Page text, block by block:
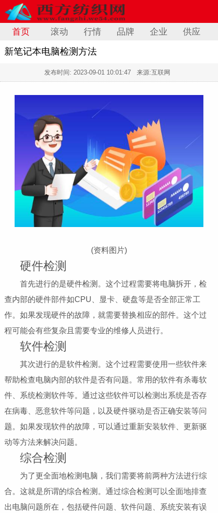
首页 滚动 行情 品牌 企业 供应
新笔记本电脑检测方法
发布时间: 2023-09-01 10:01:47 来源:互联网
(资料图片)
硬件检测
首先进行的是硬件检测。这个过程需要将电脑拆开，检
查内部的硬件部件如CPU、显卡、硬盘等是否全部正常工
作。如果发现硬件的故障，就需要替换相应的部件。这个过
程可能会有些复杂且需要专业的维修人员进行。
软件检测
其次进行的是软件检测。这个过程需要使用一些软件来
帮助检查电脑内部的软件是否有问题。常用的软件有杀毒软
件、系统检测软件等。通过这些软件可以检测出系统是否存
在病毒、恶意软件等问题，以及硬件驱动是否正确安装等问
题。如果发现软件的故障，可以通过重新安装软件、更新驱
动等方法来解决问题。
综合检测
为了更全面地检测电脑，我们需要将前两种方法进行综
合。这就是所谓的综合检测。通过综合检测可以全面地排查
出电脑问题所在，包括硬件问题、软件问题、系统安装有误